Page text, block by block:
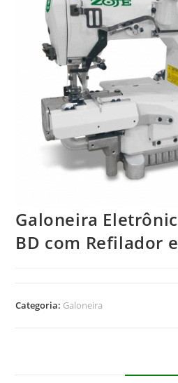
Galoneira
BD com Refilador
Categoria: Galoneira